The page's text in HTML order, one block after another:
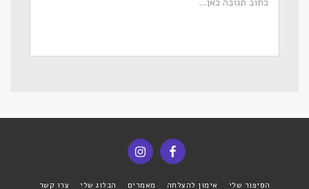
הסיפור שלי אימון להצלחה מאמרים הבלוג שלי צרו קשר